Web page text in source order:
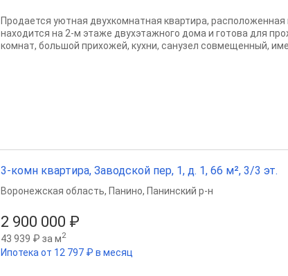
Продается уютная двухкомнатная квартира,
находится на 2-м этаже двухэтажного дома и готова для
комнат, большой прихожей, кухни, санузел совмещенный,
3-комн квартира, Заводской пер, 1, д. 1, 66 м², 3/3 эт.
2 900 000 ₽
43 939 ₽ за м2
Ипотека от 12 797 ₽ в месяц
Воронежская область, Панино, Панинский р-н